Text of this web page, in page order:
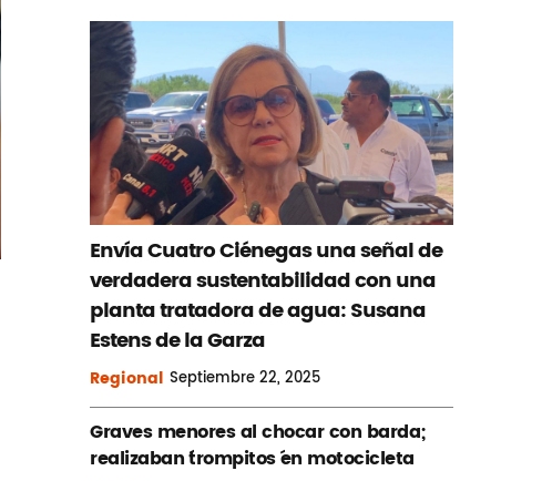
Envía Cuatro Ciénegas una señal de
verdadera sustentabilidad con una
planta tratadora de agua: Susana
Estens de la Garza
Regional Septiembre22, 2025
Graves menores al chocar con barda;
realizaban ´trompitos ´en motocicleta